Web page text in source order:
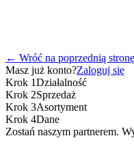
← Wróć na poprzednią stronę
Masz już konto?Zaloguj się
Krok 1Działalność
Krok 2Sprzedaż
Krok 3Asortyment
Krok 4Dane
Zostań naszym partnerem.